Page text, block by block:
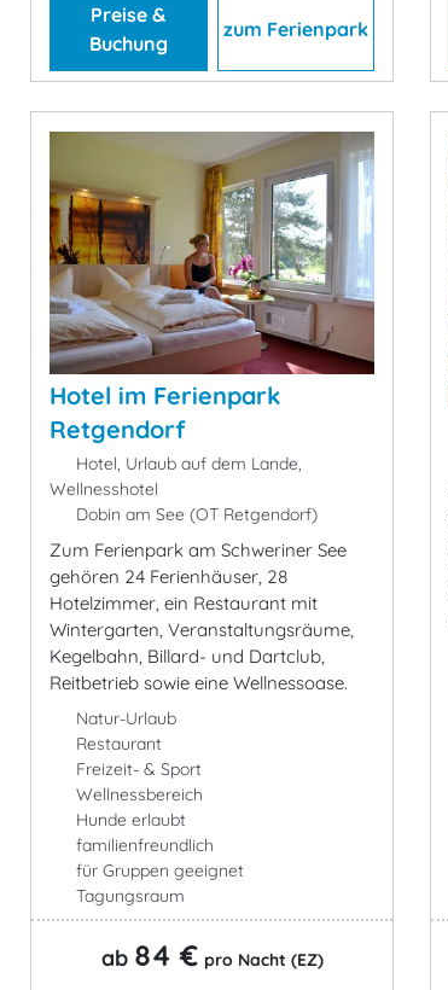
Preise &
Buchung
zum Ferienpark
Hotel im Ferienpark
Retgendorf
Hotel, Urlaub auf dem Lande,
Wellnesshotel
Dobin am See (OT Retgendorf)
Zum Ferienpark am Schweriner See
gehören 24 Ferienhäuser, 28
Hotelzimmer, ein Restaurant mit
Wintergarten, Veranstaltungsräume,
Kegelbahn, Billard- und Dartclub,
Reitbetrieb sowie eine Wellnessoase.
Natur-Urlaub
Restaurant
Freizeit- & Sport
Wellnessbereich
Hunde erlaubt
familienfreundlich
für Gruppen geeignet
Tagungsraum
ab 84 € pro Nacht (EZ)